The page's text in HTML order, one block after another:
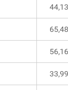
44,13
65,48
56,16
33,99